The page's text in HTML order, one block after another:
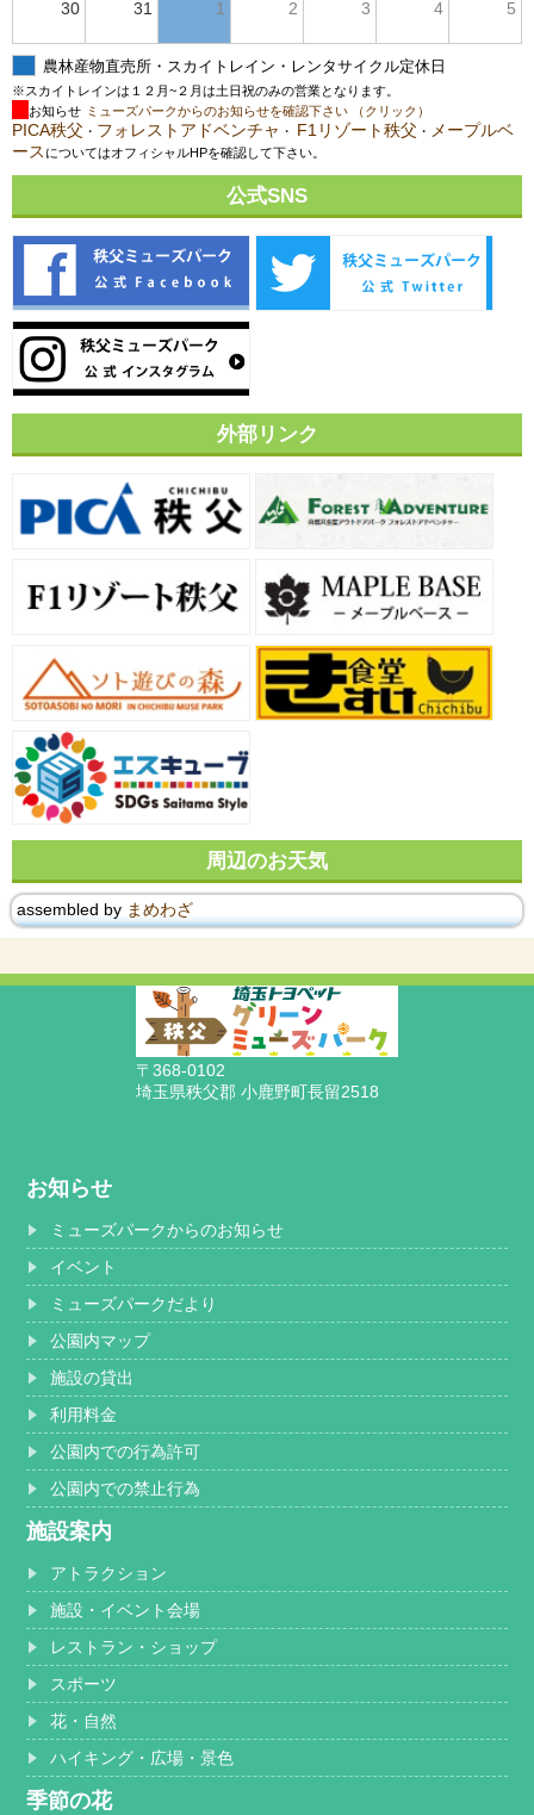
30 31 1 2 3 4 5
農林産物直売所・スカイトレイン・レンタサイクル定休日
※スカイトレインは１２月~２月は土日祝のみの営業となります。
お知らせ ミューズパークからのお知らせを確認下さい （クリック）
PICA秩父 ・ フォレストアドベンチャ ・ F1リゾート秩父 ・
メープルベ
ース についてはオフィシャルHPを確認して下さい。
公式SNS
外部リンク
周辺のお天気
assembled by まめわざ
〒368-0102
埼玉県秩父郡 小鹿野町長留2518
お知らせ
ミューズパークからのお知らせ
イベント
ミューズパークだより
公園内マップ
施設の貸出
利用料金
公園内での行為許可
公園内での禁止行為
施設案内
アトラクション
施設・イベント会場
レストラン・ショップ
スポーツ
花・自然
ハイキング・広場・景色
季節の花